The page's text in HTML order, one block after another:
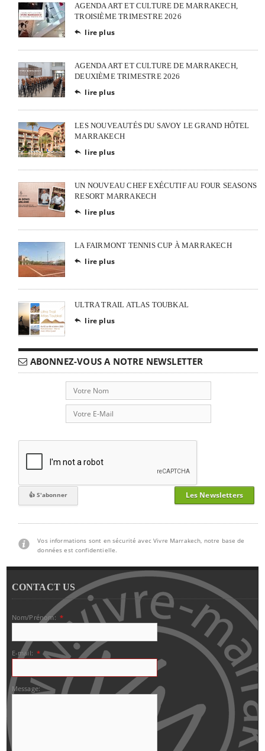
AGENDA ART ET CULTURE DE MARRAKECH,
TROISIÈME TRIMESTRE 2026
 lire plus
AGENDA ART ET CULTURE DE MARRAKECH,
DEUXIÈME TRIMESTRE 2026
 lire plus
LES NOUVEAUTÉS DU SAVOY LE GRAND HÔTEL
MARRAKECH
 lire plus
UN NOUVEAU CHEF EXÉCUTIF AU FOUR SEASONS
RESORT MARRAKECH
 lire plus
LA FAIRMONT TENNIS CUP À MARRAKECH
 lire plus
ULTRA TRAIL ATLAS TOUBKAL
 lire plus
ABONNEZ-VOUS A NOTRE NEWSLETTER
Les Newsletters
Vos informations sont en sécurité avec Vivre Marrakech, notre base de
données est confidentielle.
CONTACT US
Nom/Prénom: *
E-mail: *
Message: